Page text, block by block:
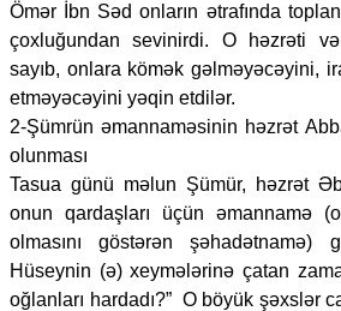
Ömər İbn Səd onların ətrafında
çoxluğundan sevinirdi. O həzrəti
sayıb, onlara kömək gəlməyəcəyini,
etməyəcəyini yəqin etdilər.
2-Şümrün əmannaməsinin həzrət
olunması
Tasua günü məlun Şümür, həzrət
onun qardaşları üçün əmannamə
olmasını göstərən şəhadətnamə)
Hüseynin (ə) xeymələrinə çatan zaman
oğlanları hardadı?” O böyük şəxslər